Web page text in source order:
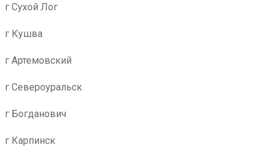
г Сухой Лог
г Кушва
г Артемовский
г Североуральск
г Богданович
г Карпинск